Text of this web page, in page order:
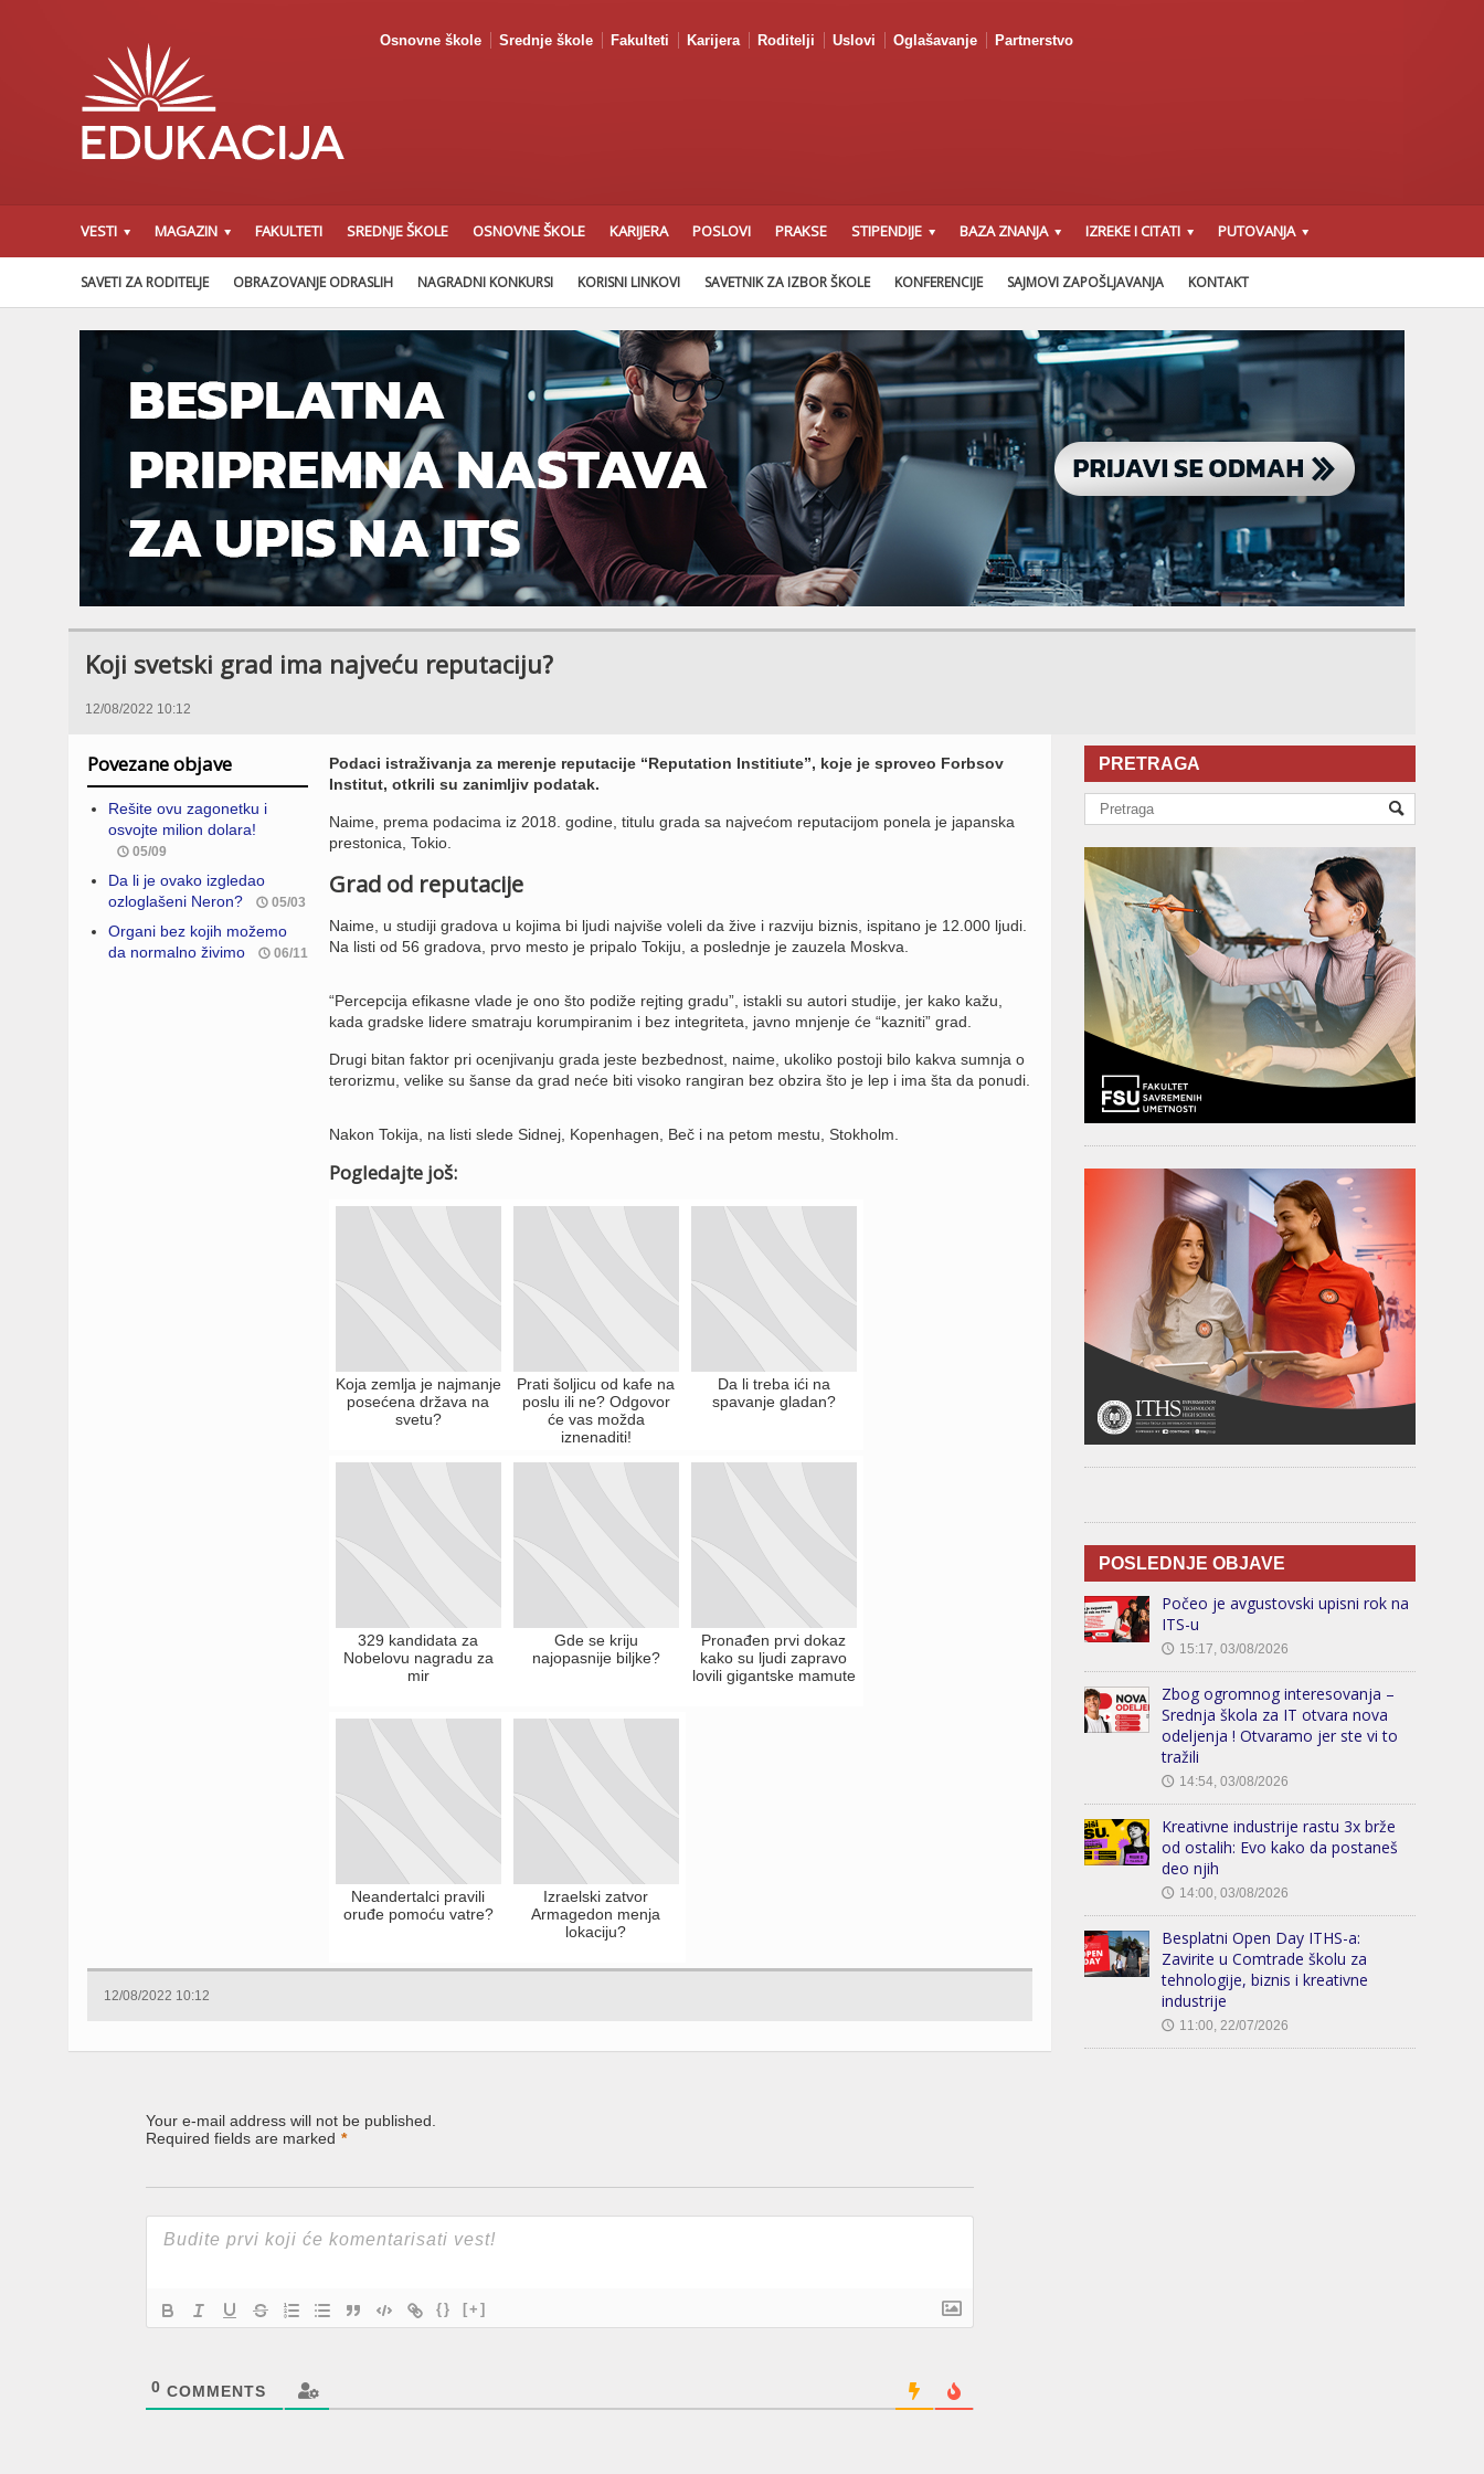
Osnovne škole Srednje škole Fakulteti Karijera Roditelji Uslovi Oglašavanje Partnerstvo
VESTI MAGAZIN FAKULTETI SREDNJE ŠKOLE OSNOVNE ŠKOLE KARIJERA POSLOVI PRAKSE STIPENDIJE BAZA ZNANJA IZREKE I CITATI PUTOVANJA
SAVETI ZA RODITELJE OBRAZOVANJE ODRASLIH NAGRADNI KONKURSI KORISNI LINKOVI SAVETNIK ZA IZBOR ŠKOLE KONFERENCIJE SAJMOVI ZAPOŠLJAVANJA KONTAKT
Koji svetski grad ima najveću reputaciju?
12/08/2022 10:12
Povezane objave
Rešite ovu zagonetku i
osvojte milion dolara!
05/09
Da li je ovako izgledao
ozloglašeni Neron?
05/03
Organi bez kojih možemo
da normalno živimo
06/11
Podaci istraživanja za merenje reputacije “Reputation Institiute”, koje je sproveo Forbsov
Institut, otkrili su zanimljiv podatak.
Naime, prema podacima iz 2018. godine, titulu grada sa najvećom reputacijom ponela je japanska
prestonica, Tokio.
Grad od reputacije
Naime, u studiji gradova u kojima bi ljudi najviše voleli da žive i razviju biznis, ispitano je 12.000 ljudi.
Na listi od 56 gradova, prvo mesto je pripalo Tokiju, a poslednje je zauzela Moskva.
“Percepcija efikasne vlade je ono što podiže rejting gradu”, istakli su autori studije, jer kako kažu,
kada gradske lidere smatraju korumpiranim i bez integriteta, javno mnjenje će “kazniti” grad.
Drugi bitan faktor pri ocenjivanju grada jeste bezbednost, naime, ukoliko postoji bilo kakva sumnja o
terorizmu, velike su šanse da grad neće biti visoko rangiran bez obzira što je lep i ima šta da ponudi.
Nakon Tokija, na listi slede Sidnej, Kopenhagen, Beč i na petom mestu, Stokholm.
Pogledajte još:
Koja zemlja je najmanje
posećena država na
svetu?
Prati šoljicu od kafe na
poslu ili ne? Odgovor
će vas možda
iznenaditi!
Da li treba ići na
spavanje gladan?
329 kandidata za
Nobelovu nagradu za
mir
Gde se kriju
najopasnije biljke?
Pronađen prvi dokaz
kako su ljudi zapravo
lovili gigantske mamute
Neandertalci pravili
oruđe pomoću vatre?
Izraelski zatvor
Armagedon menja
lokaciju?
12/08/2022 10:12
Your e-mail address will not be published.
Required fields are marked *
{} [+]
0 COMMENTS
PRETRAGA
POSLEDNJE OBJAVE
Počeo je avgustovski upisni rok na
ITS-u
🕔 15:17, 03/08/2026
Zbog ogromnog interesovanja –
Srednja škola za IT otvara nova
odeljenja ! Otvaramo jer ste vi to
tražili
🕔 14:54, 03/08/2026
Kreativne industrije rastu 3x brže
od ostalih: Evo kako da postaneš
deo njih
🕔 14:00, 03/08/2026
Besplatni Open Day ITHS-a:
Zavirite u Comtrade školu za
tehnologije, biznis i kreativne
industrije
🕔 11:00, 22/07/2026